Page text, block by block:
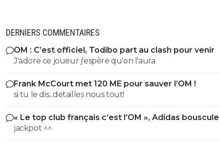
DERNIERS COMMENTAIRES
OM : C’est officiel, Todibo part au clash pour venir
J'adore ce joueur j'espère qu'on l'aura
Frank McCourt met 120 ME pour sauver l’OM !
si tu le dis...detailles nous tout!
« Le top club français c’est l’OM », Adidas
PSG
jackpot ^^